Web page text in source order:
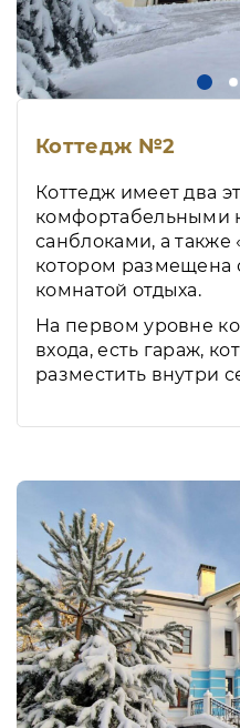
Коттедж №2
Коттедж имеет два
комфортабельными
санблоками, а также
котором размещена
комнатой отдыха.
На первом уровне
входа, есть гараж,
разместить внутри